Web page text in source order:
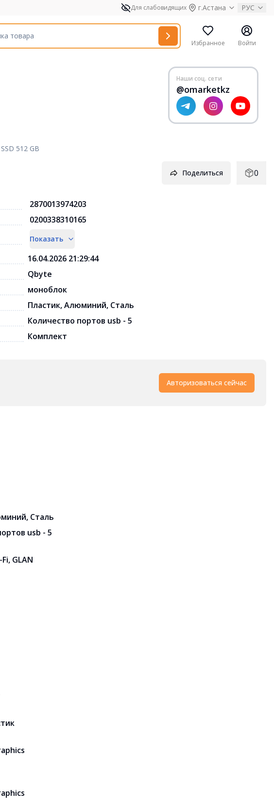
Для слабовидящих г.Астана РУС
Избранное Войти
Наши соц. сети
@omarketkz
512 GB
Поделиться 0
2870013974203
0200338310165
Показать
16.04.2026 21:29:44
Qbyte
моноблок
Пластик, Алюминий, Сталь
Количество портов usb - 5
Комплект
Авторизоваться сейчас
Сталь
usb - 5
GLAN